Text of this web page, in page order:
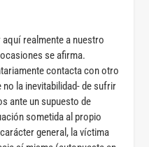
realmente a nuestro
se afirma.
contacta con otro
la inevitabilidad- de sufrir
ante un supuesto de
sometida al propio
general, la víctima